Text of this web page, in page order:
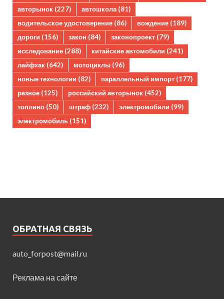
авторынок (227) автошкола(81)
водительское удостоверение (86) вождение (189)
дороги (156) закон (84) законопроект (79)
исследование (288) китайские автомобили (241)
лайфхак (642) мотоциклы (96)
новые технологии (82) параллельный импорт (177)
разное (125) российский авторынок (452)
топливо (50) штраф (232) электромобили (99)
электромобиль (151)
ОБРАТНАЯ СВЯЗЬ
auto_forpost@mail.ru
Реклама на сайте